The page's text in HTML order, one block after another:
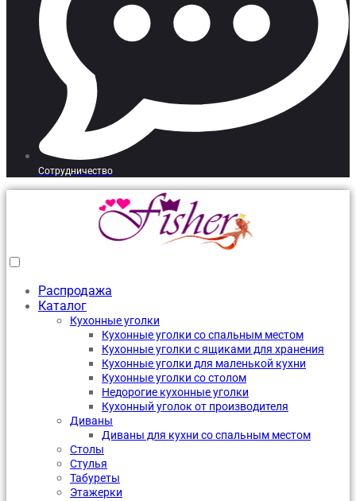
Сотрудничество
Распродажа
Каталог
Кухонные уголки
Кухонные уголки со спальным местом
Кухонные уголки с ящиками для хранения
Кухонные уголки для маленькой кухни
Кухонные уголки со столом
Недорогие кухонные уголки
Кухонный уголок от производителя
Диваны
Диваны для кухни со спальным местом
Столы
Стулья
Табуреты
Этажерки